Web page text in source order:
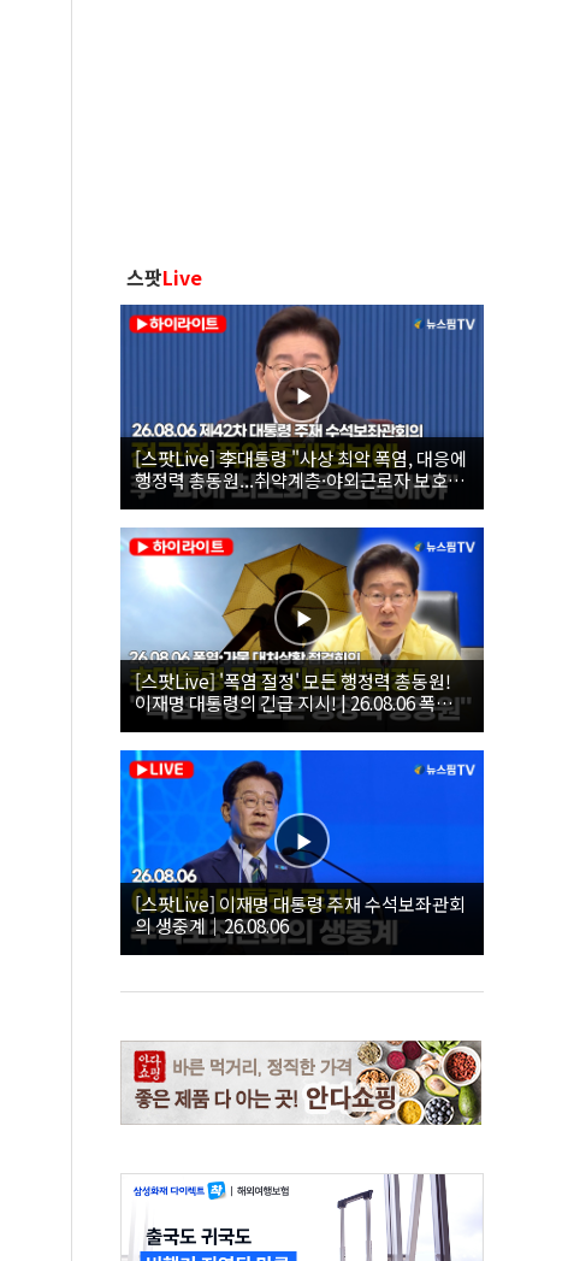
스팟Live
[스팟Live] 李대통령 "사상 최악 폭염, 대응에
행정력 총동원...취약계층·야외근로자 보호에
힘써야"｜26.08.06 제42차 대통령 주재 수석
보좌관회의
[스팟Live] '폭염 절정' 모든 행정력 총동원!
이재명 대통령의 긴급 지시! | 26.08.06 폭염•
가뭄 대처상황 점검회의
[스팟Live] 이재명 대통령 주재 수석보좌관회
의 생중계｜26.08.06